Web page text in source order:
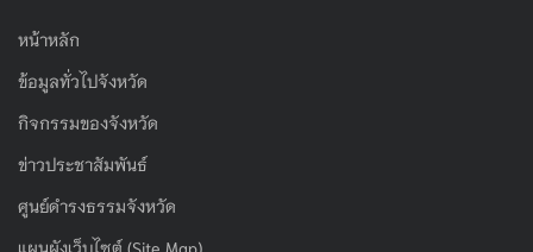
หน้าหลัก
ข้อมูลทั่วไปจังหวัด
กิจกรรมของจังหวัด
ข่าวประชาสัมพันธ์
ศูนย์ดำรงธรรมจังหวัด
แผนผังเว็บไซต์ (Site Map)